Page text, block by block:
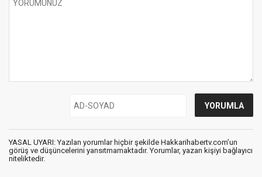
YASAL UYARI: Yazılan yorumlar hiçbir şekilde Hakkarihabertv.com’un
görüş ve düşüncelerini yansıtmamaktadır. Yorumlar, yazan kişiyi bağlayıcı
niteliktedir.